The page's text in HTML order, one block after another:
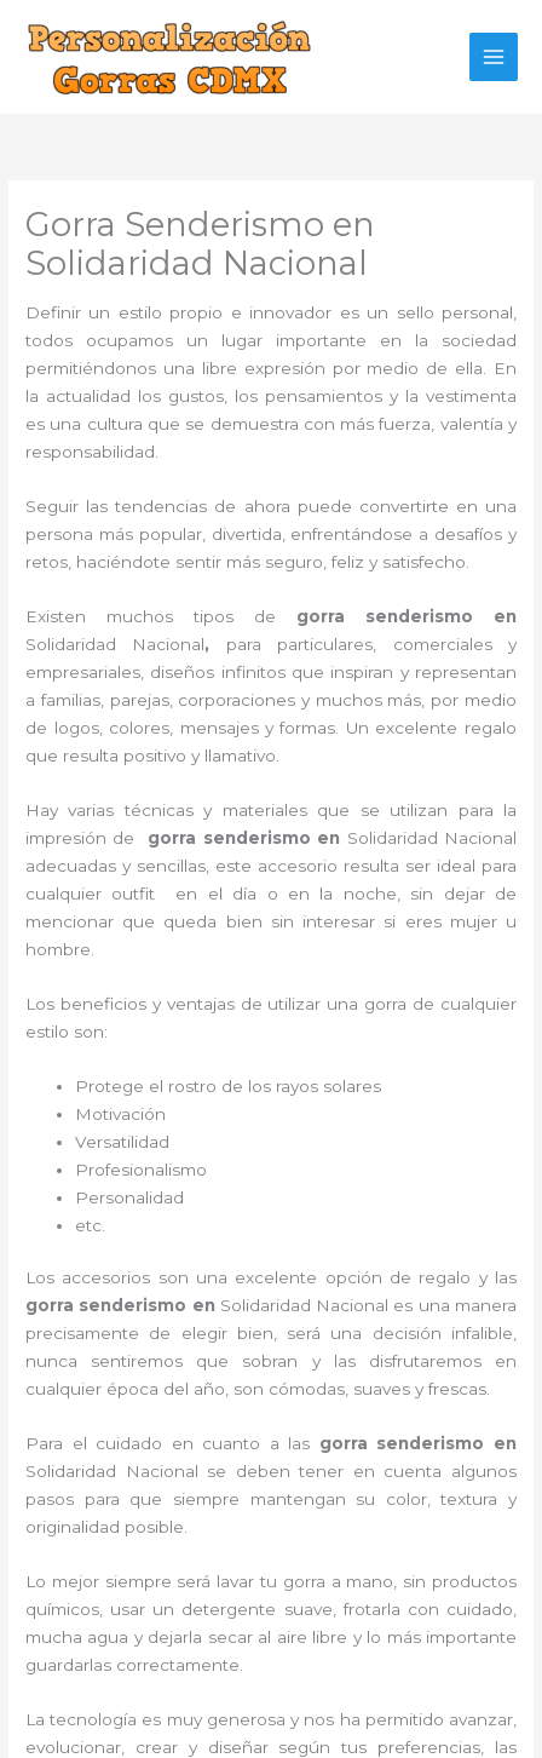
contenido
Gorra Senderismo en
Solidaridad Nacional
Definir un estilo propio e innovador es un sello personal,
todos ocupamos un lugar importante en la sociedad
permitiéndonos una libre expresión por medio de ella. En
la actualidad los gustos, los pensamientos y la vestimenta
es una cultura que se demuestra con más fuerza, valentía y
responsabilidad.
Seguir las tendencias de ahora puede convertirte en una
persona más popular, divertida, enfrentándose a desafíos y
retos, haciéndote sentir más seguro, feliz y satisfecho.
Existen muchos tipos de gorra senderismo en
Solidaridad Nacional, para particulares, comerciales y
empresariales, diseños infinitos que inspiran y representan
a familias, parejas, corporaciones y muchos más, por medio
de logos, colores, mensajes y formas. Un excelente regalo
que resulta positivo y llamativo.
Hay varias técnicas y materiales que se utilizan para la
impresión de gorra senderismo en Solidaridad Nacional
adecuadas y sencillas, este accesorio resulta ser ideal para
cualquier outfit en el día o en la noche, sin dejar de
mencionar que queda bien sin interesar si eres mujer u
hombre.
Los beneficios y ventajas de utilizar una gorra de cualquier
estilo son:
Protege el rostro de los rayos solares
Motivación
Versatilidad
Profesionalismo
Personalidad
etc.
Los accesorios son una excelente opción de regalo y las
gorra senderismo en Solidaridad Nacional es una manera
precisamente de elegir bien, será una decisión infalible,
nunca sentiremos que sobran y las disfrutaremos en
cualquier época del año, son cómodas, suaves y frescas.
Para el cuidado en cuanto a las gorra senderismo en
Solidaridad Nacional se deben tener en cuenta algunos
pasos para que siempre mantengan su color, textura y
originalidad posible.
Lo mejor siempre será lavar tu gorra a mano, sin productos
químicos, usar un detergente suave, frotarla con cuidado,
mucha agua y dejarla secar al aire libre y lo más importante
guardarlas correctamente.
La tecnología es muy generosa y nos ha permitido avanzar,
evolucionar, crear y diseñar según tus preferencias, las